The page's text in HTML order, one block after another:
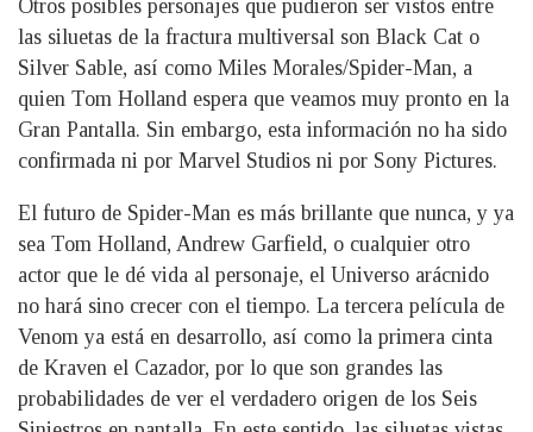
Otros posibles personajes que pudieron ser vistos entre
las siluetas de la fractura multiversal son Black Cat o
Silver Sable, así como Miles Morales/Spider-Man, a
quien Tom Holland espera que veamos muy pronto en la
Gran Pantalla. Sin embargo, esta información no ha sido
confirmada ni por Marvel Studios ni por Sony Pictures.
El futuro de Spider-Man es más brillante que nunca, y ya
sea Tom Holland, Andrew Garfield, o cualquier otro
actor que le dé vida al personaje, el Universo arácnido
no hará sino crecer con el tiempo. La tercera película de
Venom ya está en desarrollo, así como la primera cinta
de Kraven el Cazador, por lo que son grandes las
probabilidades de ver el verdadero origen de los Seis